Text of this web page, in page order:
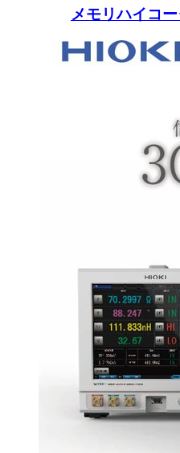
メモリハイコ